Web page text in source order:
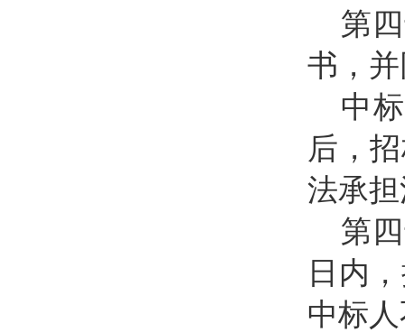
第
书，
中
后，
法承
第
日内
中标